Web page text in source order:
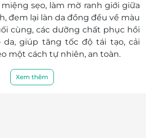
sẹo, làm mờ ranh giới giữa
đem lại làn da đồng đều về màu
cùng, các dưỡng chất phục hồi
da, giúp tăng tốc độ tái tạo, cải
một cách tự nhiên, an toàn.
Xem thêm